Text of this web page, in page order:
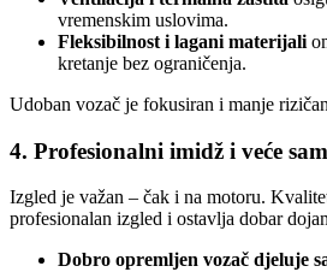
vremenskim uslovima.
Fleksibilnost i lagani materijali
kretanje bez ograničenja.
Udoban vozač je fokusiran i manje
4. Profesionalni imidž i veće
Izgled je važan – čak i na motoru.
profesionalan izgled i ostavlja dobar
Dobro opremljen vozač djeluje